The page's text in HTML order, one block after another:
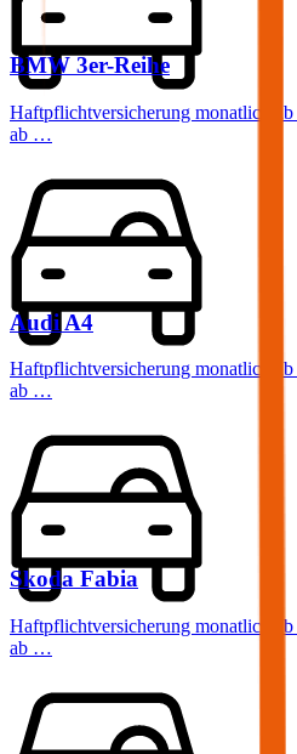
BMW 3er-Reihe
Haftpflichtversicherung monatlich ab
ab …
Audi A4
Haftpflichtversicherung monatlich ab
ab …
Skoda Fabia
Haftpflichtversicherung monatlich ab
ab …